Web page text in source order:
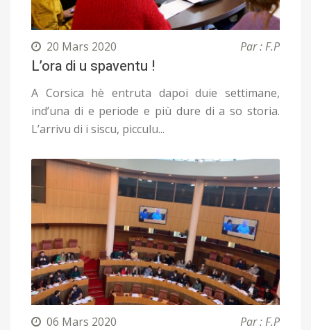
20 Mars 2020 Par : F.P
L’ora di u spaventu !
A Corsica hè entruta dapoi duie settimane,
ind’una di e periode e più dure di a so storia.
L’arrivu di i siscu, picculu...
06 Mars 2020 Par : F.P